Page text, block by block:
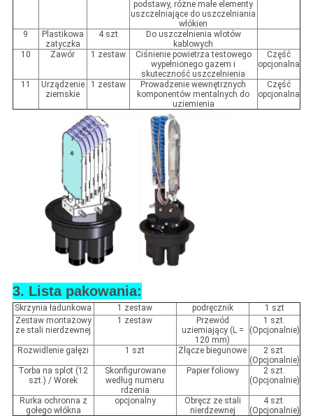
podstawy, różne małe elementy
uszczelniające do uszczelniania
włókien
9
Plastikowa
zatyczka
4 szt
Do uszczelnienia wlotów
kablowych
10
Zawór 1 zestaw
Ciśnienie powietrza testowego
wypełnionego gazem i
skuteczność uszczelnienia
Część
opcjonalna
11
Urządzenie
ziemskie
1 zestaw
Prowadzenie wewnętrznych
komponentów mentalnych do
uziemienia
Część
opcjonalna
3. Lista pakowania:
Skrzynia ładunkowa 1 zestaw podręcznik
1 szt
Zestaw montażowy
ze stali nierdzewnej
1 zestaw
Przewód
uziemiający (L =
120 mm)
1 szt.
(Opcjonalnie)
Rozwidlenie gałęzi 1 szt Złącze biegunowe
2 szt.
(Opcjonalnie)
Torba na splot (12
szt.) / Worek
Skonfigurowane
według numeru
rdzenia
Papier foliowy
2 szt.
(Opcjonalnie)
Rurka ochronna z
gołego włókna
opcjonalny
Obręcz ze stali
nierdzewnej
4 szt.
(Opcjonalnie)